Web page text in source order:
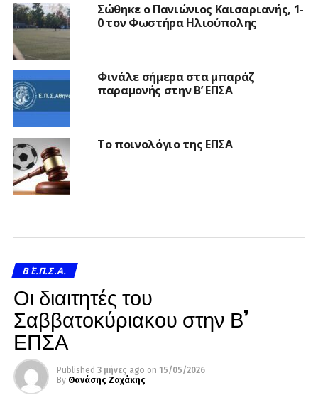
Σώθηκε ο Πανιώνιος Καισαριανής, 1-
0 τον Φωστήρα Ηλιούπολης
Φινάλε σήμερα στα μπαράζ
παραμονής στην Β’ ΕΠΣΑ
Το ποινολόγιο της ΕΠΣΑ
Β΄ Ε.Π.Σ.Α.
Οι διαιτητές του
Σαββατοκύριακου στην Β’
ΕΠΣΑ
Published 3 μήνες ago on 15/05/2026
By Θανάσης Ζαχάκης